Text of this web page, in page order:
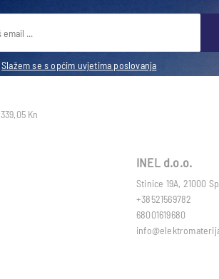
Slažem se s općim uvjetima poslovanja
339,05 Kn
INEL d.o.o.
Stinice 19A, 21000
+38521569782
68001619680